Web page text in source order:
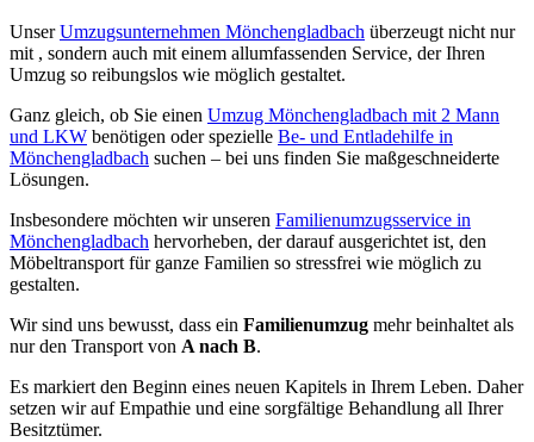
UnserUmzugsunternehmen Mönchengladbach überzeugt nicht nur
mit , sondern auch mit einem allumfassenden Service, der Ihren
Umzug so reibungslos wie möglich gestaltet.
Ganz gleich, ob Sie einen Umzug Mönchengladbach mit 2 Mann
und LKW benötigen oder spezielle Be- und Entladehilfe in
Mönchengladbach suchen – bei uns finden Sie maßgeschneiderte
Lösungen.
Insbesondere möchten wir unseren Familienumzugsservice in
Mönchengladbach hervorheben, der darauf ausgerichtet ist, den
Möbeltransport für ganze Familien so stressfrei wie möglich zu
gestalten.
Wir sind uns bewusst, dass ein Familienumzug mehr beinhaltet als
nur den Transport von A nach B.
Es markiert den Beginn eines neuen Kapitels in Ihrem Leben. Daher
setzen wir auf Empathie und eine sorgfältige Behandlung all Ihrer
Besitztümer.